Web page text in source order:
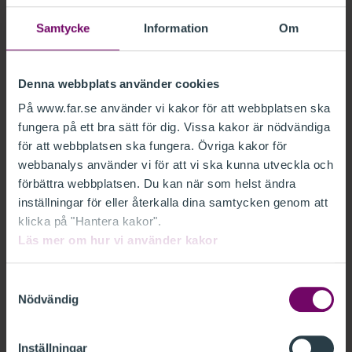
Samtycke Information Om
Denna webbplats använder cookies
På www.far.se använder vi kakor för att webbplatsen ska
fungera på ett bra sätt för dig. Vissa kakor är nödvändiga
för att webbplatsen ska fungera. Övriga kakor för
webbanalys använder vi för att vi ska kunna utveckla och
förbättra webbplatsen. Du kan när som helst ändra
inställningar för eller återkalla dina samtycken genom att
klicka på "Hantera kakor".
Läs mer om hur vi använder kakor
Nödvändig
Inställningar
Remiss: Kommissionens förslag om elektroniska intyg om
Remiss: Kommissionens förslag om
elektroniska intyg om undantag från
279 final) (Fi2024/01551)
FAR har erbjudits tillfälle att lämna kommentarer avseende
finansdepartementets remiss Kommissionens förslag om
elektroniska intyg om undantag från mervärdesskatteplikt (COM
(2024) 278, 279 final) (Fi2024/01551). FAR vill med anledning av
detta anföra följande.
Remiss: Förslag på ändringar i Bokföringsnämndens
Remiss: Förslag på ändringar i
Bokföringsnämndens allmänna råd och
vägledning om bokföring (Dnr 2024:54)
FAR har erbjudits tillfälle att yttra sig över Bokföringsnämndens
FAR vill med anledning av detta anföra följande.
Remiss: Skatteverkets hemställan Godkännanden och
Godkännanden och medgivanden inom